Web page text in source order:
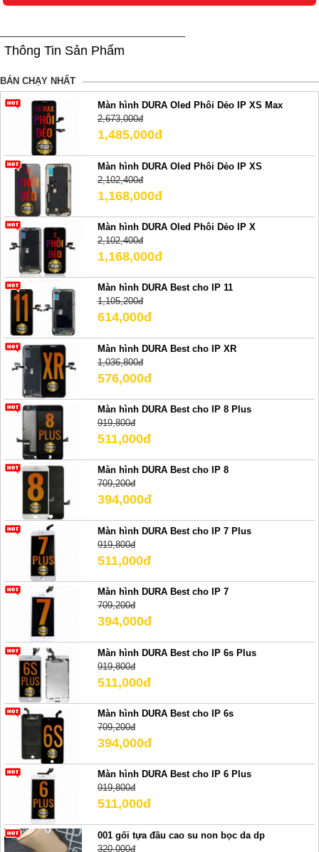
Thông Tin Sản Phẩm
BÁN CHẠY NHẤT
Màn hình DURA Oled Phôi Dẻo IP XS Max
2,673,000đ
1,485,000đ
Màn hình DURA Oled Phôi Dẻo IP XS
2,102,400đ
1,168,000đ
Màn hình DURA Oled Phôi Dẻo IP X
2,102,400đ
1,168,000đ
Màn hình DURA Best cho IP 11
1,105,200đ
614,000đ
Màn hình DURA Best cho IP XR
1,036,800đ
576,000đ
Màn hình DURA Best cho IP 8 Plus
919,800đ
511,000đ
Màn hình DURA Best cho IP 8
709,200đ
394,000đ
Màn hình DURA Best cho IP 7 Plus
919,800đ
511,000đ
Màn hình DURA Best cho IP 7
709,200đ
394,000đ
Màn hình DURA Best cho IP 6s Plus
919,800đ
511,000đ
Màn hình DURA Best cho IP 6s
709,200đ
394,000đ
Màn hình DURA Best cho IP 6 Plus
919,800đ
511,000đ
001 gối tựa đầu cao su non bọc da dp
320,000đ